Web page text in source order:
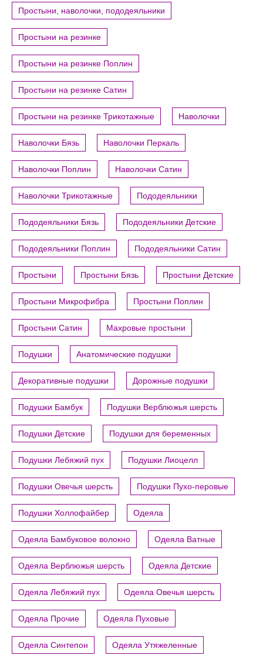
Простыни, наволочки, пододеяльники
Простыни на резинке
Простыни на резинке Поплин
Простыни на резинке Сатин
Простыни на резинке Трикотажные Наволочки
Наволочки Бязь Наволочки Перкаль
Наволочки Поплин Наволочки Сатин
Наволочки Трикотажные Пододеяльники
Пододеяльники Бязь Пододеяльники Детские
Пододеяльники Поплин Пододеяльники Сатин
Простыни Простыни Бязь Простыни Детские
Простыни Микрофибра Простыни Поплин
Простыни Сатин Махровые простыни
Подушки Анатомические подушки
Декоративные подушки Дорожные подушки
Подушки Бамбук Подушки Верблюжья шерсть
Подушки Детские Подушки для беременных
Подушки Лебяжий пух Подушки Лиоцелл
Подушки Овечья шерсть Подушки Пухо-перовые
Подушки Холлофайбер Одеяла
Одеяла Бамбуковое волокно Одеяла Ватные
Одеяла Верблюжья шерсть Одеяла Детские
Одеяла Лебяжий пух Одеяла Овечья шерсть
Одеяла Прочие Одеяла Пуховые
Одеяла Синтепон Одеяла Утяжеленные